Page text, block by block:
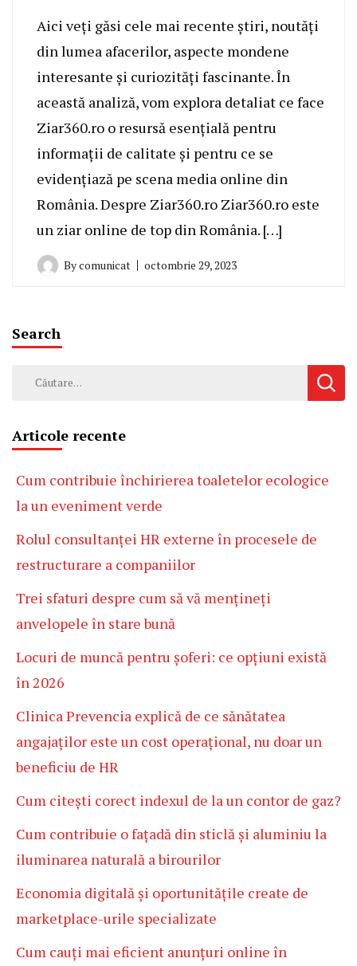
Aici veți găsi cele mai recente știri, noutăți
din lumea afacerilor, aspecte mondene
interesante și curiozități fascinante. În
această analiză, vom explora detaliat ce face
Ziar360.ro o resursă esențială pentru
informații de calitate și pentru ce se
evidențiază pe scena media online din
România. Despre Ziar360.ro Ziar360.ro este
un ziar online de top din România. […]
Bycomunicat octombrie 29, 2023
Search
Caută
Articole recente
Cum contribuie închirierea toaletelor ecologice
la un eveniment verde
Rolul consultanței HR externe în procesele de
restructurare a companiilor
Trei sfaturi despre cum să vă mențineți
anvelopele în stare bună
Locuri de muncă pentru șoferi: ce opțiuni există
în 2026
Clinica Prevencia explică de ce sănătatea
angajaților este un cost operațional, nu doar un
beneficiu de HR
Cum citești corect indexul de la un contor de gaz?
Cum contribuie o fațadă din sticlă și aluminiu la
iluminarea naturală a birourilor
Economia digitală și oportunitățile create de
marketplace-urile specializate
Cum cauți mai eficient anunțuri online în